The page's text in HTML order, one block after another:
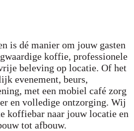
is dé manier om jouw gasten
koffie, professionele
beleving op locatie. Of het
evenement, beurs,
met een mobiel café zorg
en volledige ontzorging. Wij
koffiebar naar jouw locatie en
tot afbouw.